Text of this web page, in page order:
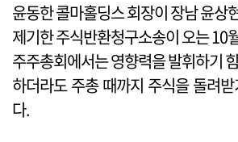
윤동한 콜마홀딩스 회장이 장남 윤상
제기한 주식반환청구소송이 오는 10
주주총회에서는 영향력을 발휘하기
하더라도 주총 때까지 주식을 돌려
다.